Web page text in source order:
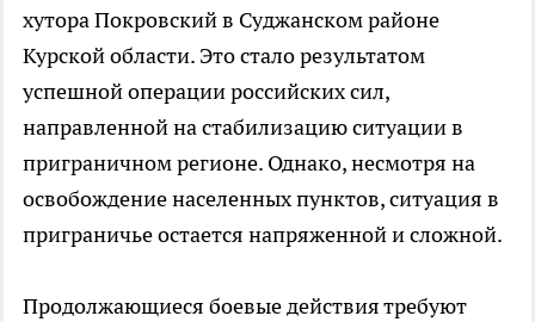
хутора Покровский в Суджанском районе
Курской области. Это стало результатом
успешной операции российских сил,
направленной на стабилизацию ситуации в
приграничном регионе. Однако, несмотря на
освобождение населенных пунктов, ситуация в
приграничье остается напряженной и сложной.
Продолжающиеся боевые действия требуют